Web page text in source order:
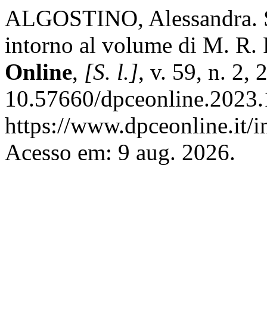
ALGOSTINO,
intorno al volume di M. R.
Online, [S. l.], v. 59, n. 2,
10.57660/
https://www.dpceonline.it/
Acesso em: 9 aug. 2026.